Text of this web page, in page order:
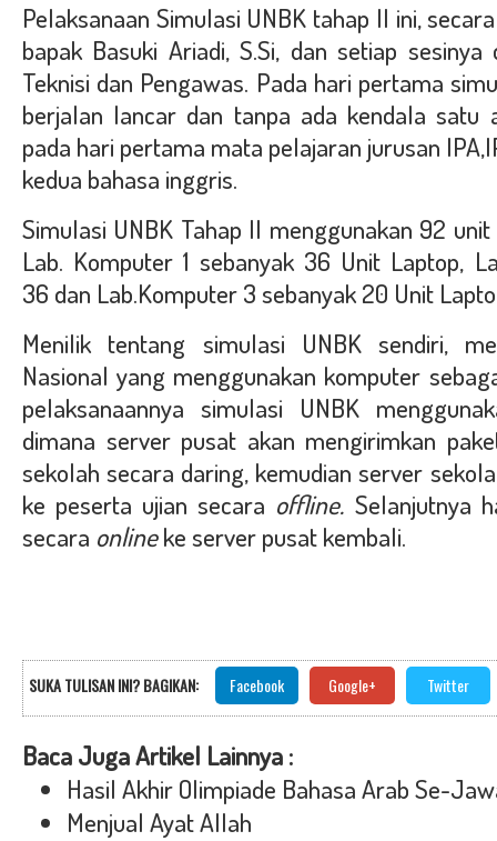
Pelaksanaan Simulasi UNBK tahap II ini,
bapak Basuki Ariadi, S.Si, dan setiap
Teknisi dan Pengawas. Pada hari pertama
berjalan lancar dan tanpa ada kendala satu
pada hari pertama mata pelajaran jurusan
kedua bahasa inggris.
Simulasi UNBK Tahap II menggunakan 92
Lab. Komputer 1 sebanyak 36 Unit Laptop,
36 dan Lab.Komputer 3 sebanyak 20 Unit
Menilik tentang simulasi UNBK sendiri,
Nasional yang menggunakan komputer
pelaksanaannya simulasi UNBK
dimana server pusat akan mengirimkan
sekolah secara daring, kemudian server
ke peserta ujian secara offline. Selanjutnya
secara onlineke server pusat kembali.
SUKA TULISAN INI? BAGIKAN: Facebook Google+ Twitter
Baca Juga Artikel Lainnya :
Hasil Akhir Olimpiade Bahasa Arab Se-
Menjual Ayat Allah